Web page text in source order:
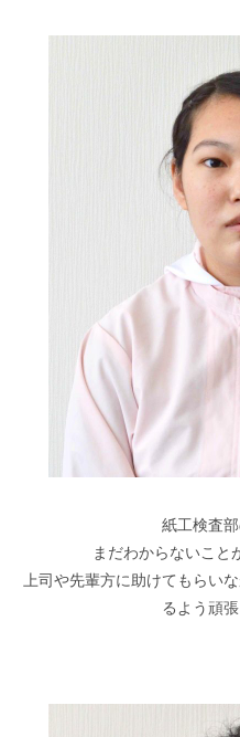
紙工検査
まだわからないこと
上司や先輩方に助けてもらい
るよう頑